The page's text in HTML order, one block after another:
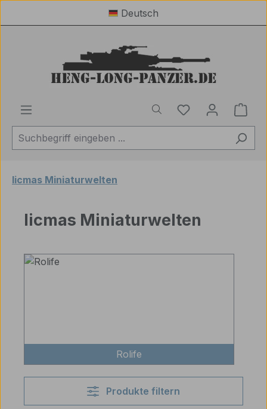
Zum Hauptinhalt springenDeutsch
Du hast 0
licmas Miniaturwelten
licmas Miniaturwelten
Rolife
Produkte filtern